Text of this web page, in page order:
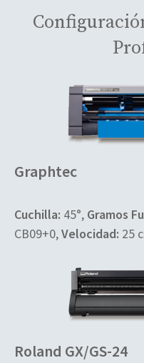
Graphtec
Cuchilla: 45°, Gramos
CB09+0,Velocidad: 25
Roland GX/GS-24